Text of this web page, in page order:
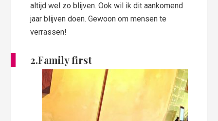
altijd wel zo blijven. Ook wil ik dit aankomend
jaar blijven doen. Gewoon om mensen te
verrassen!
2.Family first